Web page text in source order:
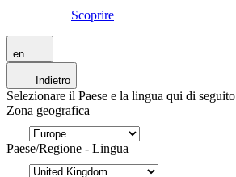
Scoprire
en
Indietro
Selezionare il Paese e la lingua qui di seguito
Zona geografica
Paese/Regione - Lingua